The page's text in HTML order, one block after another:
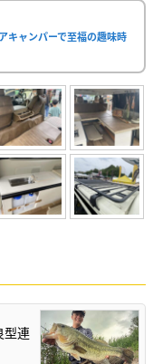
キャンパーで至福の趣味時
型連